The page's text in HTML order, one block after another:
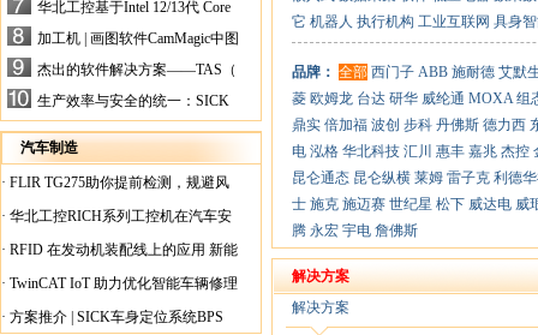
华北工控基于Intel 12/13代 Core
的ATX-6159嵌入式主板，推进
机器人市场
加工机 | 画图软件CamMagic中图
层整合的问题
杰出的软件解决方案——TAS（
Turck Automation Suite）
生产效率与安全的统一：SICK
关于机器人技术传感器解决方案
的采访
汽车制造
· FLIR TG275助你提前检测，规避风
险！
· 华北工控RICH系列工控机在汽车安
全检测行业中的应用
· RFID 在发动机装配线上的应用 新能
源汽车爆炸频发？
· TwinCAT IoT 助力优化智能车辆修理
· 方案推介 | SICK车身定位系统BPS
它 机器人 执行机构 工业互联网 具身
品牌： 全部 西门子 ABB 施耐德 艾默
菱 欧姆龙 台达 研华 威纶通 MOXA 组
鼎实 倍加福 波创 步科 丹佛斯 德力西
电 泓格 华北科技 汇川 惠丰 嘉兆 杰控
昆仑通态 昆仑纵横 莱姆 雷子克 利德
士 施克 施迈赛 世纪星 松下 威达电 威
腾 永宏 宇电 詹佛斯
解决方案
解决方案